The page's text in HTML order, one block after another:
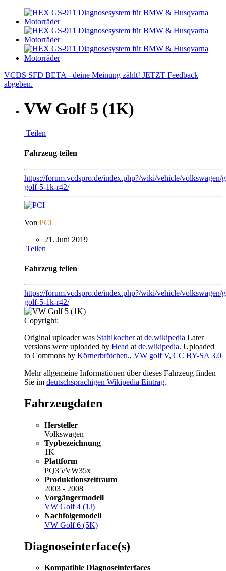
VCDS SFD BETA - deine Meinung zählt! JETZT Feedback
abgeben.
VW Golf 5 (1K)
Teilen
Fahrzeug teilen
https://forum.vcdspro.de/index.php?/wiki/vehicle/volkswagen/
golf-5-1k-r42/
Von PCI
21. Juni 2019
Teilen
Fahrzeug teilen
https://forum.vcdspro.de/index.php?/wiki/vehicle/volkswagen/
golf-5-1k-r42/
Copyright:
Original uploader was Stahlkocheratde.wikipedia Later
versions were uploaded by Head atde.wikipedia. Uploaded
to Commons by Körnerbrötchen., VW golf V, CC BY-SA 3.0
Mehr allgemeine Informationen über dieses Fahrzeug finden
Sie im deutschsprachigen Wikipedia Eintrag.
Fahrzeugdaten
Hersteller
Volkswagen
Typbezeichnung
1K
Plattform
PQ35/VW35x
Produktionszeitraum
2003 - 2008
Vorgängermodell
VW Golf 4 (1J)
Nachfolgemodell
VW Golf 6 (5K)
Diagnoseinterface(s)
Kompatible Diagnoseinterfaces